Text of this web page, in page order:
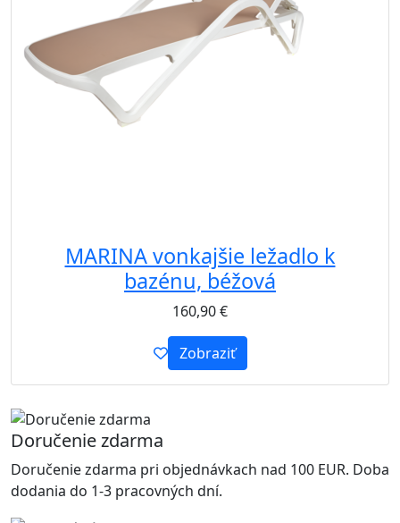
MARINA vonkajšie ležadlo k
bazénu, béžová
160,90€
Zobraziť
Doručenie zdarma
Doručenie zdarma pri objednávkach nad 100 EUR. Doba
dodania do 1-3 pracovných dní.